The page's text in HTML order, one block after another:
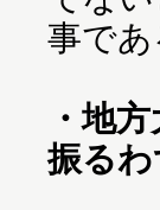
事であ
・地
振るわ